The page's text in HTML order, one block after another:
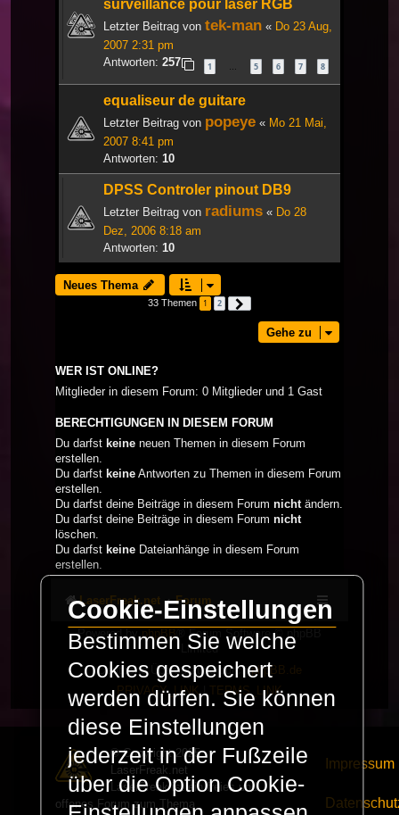
surveillance pour laser RGB
Letzter Beitrag von tek-man « Do 23 Aug,
2007 2:31 pm
Antworten: 257 1 … 5 6 7 8
equaliseur de guitare
Letzter Beitrag von popeye « Mo 21 Mai,
2007 8:41 pm
Antworten: 10
DPSS Controler pinout DB9
Letzter Beitrag von radiums « Do 28
Dez, 2006 8:18 am
Antworten: 10
Neues Thema
33 Themen 1 2
Gehe zu
WER IST ONLINE?
Mitglieder in diesem Forum: 0 Mitglieder und 1 Gast
BERECHTIGUNGEN IN DIESEM FORUM
Du darfst keine neuen Themen in diesem Forum
erstellen.
Du darfst keine Antworten zu Themen in diesem Forum
erstellen.
Du darfst deine Beiträge in diesem Forum nichtändern.
Du darfst deine Beiträge in diesem Forum nicht
löschen.
Du darfst keine Dateianhänge in diesem Forum
erstellen.
LaserFreak.net Forum
Powered by phpBB
® Forum Software © phpBB
Limited
Deutsche Übersetzung durchphpBB.de
PRIVACY_LINK| TERMS_LINK
© Copyright 2025 -
LaserFreak.net
LaserFreak ist ein freies und
offenes Forum zum Thema
Impressum
Cookie-Einstellungen
Bestimmen Sie welche
Cookies gespeichert
werden dürfen. Sie können
diese Einstellungen
jederzeit in der Fußzeile
über die Option Cookie-